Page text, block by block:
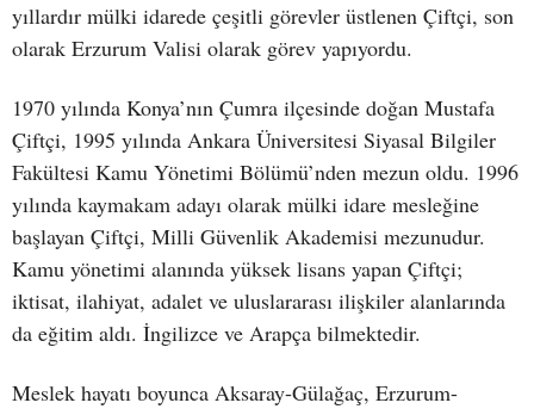
yıllardır mülki idarede çeşitli görevler üstlenen Çiftçi, son
olarak Erzurum Valisi olarak görev yapıyordu.
1970 yılında Konya’nın Çumra ilçesinde doğan Mustafa
Çiftçi, 1995 yılında Ankara Üniversitesi Siyasal Bilgiler
Fakültesi Kamu Yönetimi Bölümü’nden mezun oldu. 1996
yılında kaymakam adayı olarak mülki idare mesleğine
başlayan Çiftçi, Milli Güvenlik Akademisi mezunudur.
Kamu yönetimi alanında yüksek lisans yapan Çiftçi;
iktisat, ilahiyat, adalet ve uluslararası ilişkiler alanlarında
da eğitim aldı. İngilizce ve Arapça bilmektedir.
Meslek hayatı boyunca Aksaray-Gülağaç, Erzurum-